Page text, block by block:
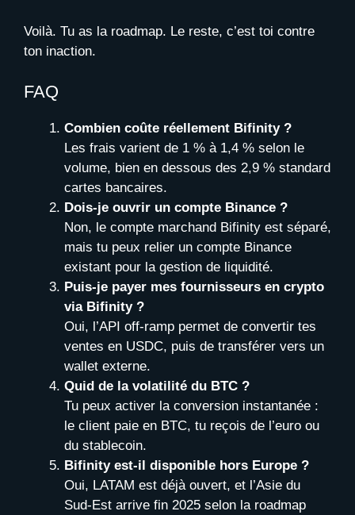
Voilà. Tu as la roadmap. Le reste, c’est toi contre
ton inaction.
FAQ
Combien coûte réellement Bifinity ?
Les frais varient de 1 % à 1,4 % selon le
volume, bien en dessous des 2,9 % standard
cartes bancaires.
Dois-je ouvrir un compte Binance ?
Non, le compte marchand Bifinity est séparé,
mais tu peux relier un compte Binance
existant pour la gestion de liquidité.
Puis-je payer mes fournisseurs en crypto
via Bifinity ?
Oui, l’API off-ramp permet de convertir tes
ventes en USDC, puis de transférer vers un
wallet externe.
Quid de la volatilité du BTC ?
Tu peux activer la conversion instantanée :
le client paie en BTC, tu reçois de l’euro ou
du stablecoin.
Bifinity est-il disponible hors Europe ?
Oui, LATAM est déjà ouvert, et l’Asie du
Sud-Est arrive fin 2025 selon la roadmap